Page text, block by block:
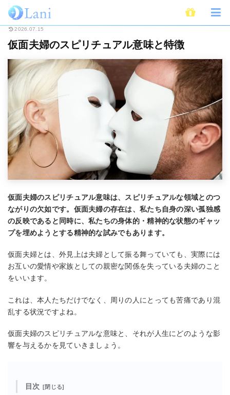
ホーム スピリチュアル 仮面夫婦のスピリチュアル意味と特徴
2026.07.15
仮面夫婦のスピリチュアル意味と特徴
仮面夫婦のスピリチュアル意味は、スピリチュアルな領域とのつ
ながりの欠如です。仮面夫婦の存在は、私たち自身の深い孤独感
の反映であると同時に、私たちの身体的・精神的な状態のギャッ
プを埋めようとする精神的な試みでもあります。
仮面夫婦とは、外見上は夫婦として振る舞っていても、実際には
お互いの愛情や家族としての親密な関係を失っている夫婦のこと
をいいます。
これは、本人たちだけでなく、周りの人にとっても苦痛であり混
乱する状況ですよね。
仮面夫婦のスピリチュアルな意味と、それが人生にどのような影
響を与えるかを見ていきましょう。
目次